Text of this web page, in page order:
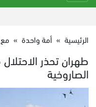
الرئيسية » أمة واحدة »
طهران تحذر
الصاروخية